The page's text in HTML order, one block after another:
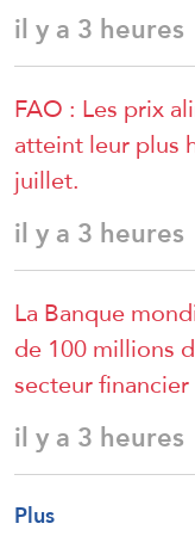
il y a 3 heures
FAO : Les prix
atteint leur plus
juillet.
il y a 3 heures
La Banque
de 100 millions
secteur
il y a 3 heures
Plus